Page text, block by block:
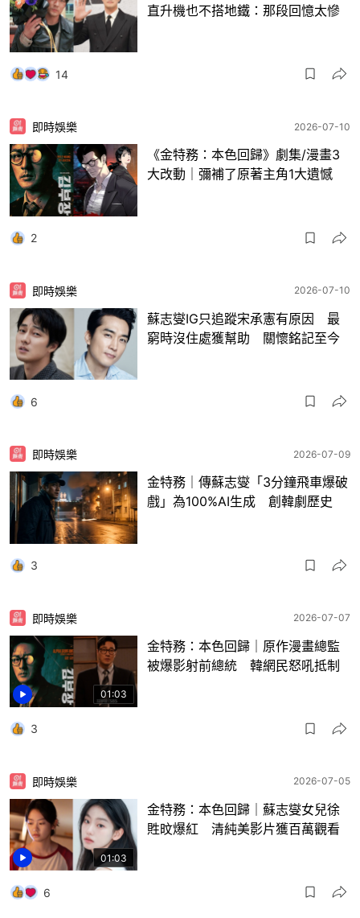
直升機也不搭地鐵：那段回憶太慘
14
即時娛樂 2026-07-10
《金特務：本色回歸》劇集/漫畫3
大改動｜彌補了原著主角1大遺憾
2
即時娛樂 2026-07-10
蘇志燮IG只追蹤宋承憲有原因 最
窮時沒住處獲幫助 關懷銘記至今
6
即時娛樂 2026-07-09
金特務｜傳蘇志燮「3分鐘飛車爆破
戲」為100%AI生成 創韓劇歷史
3
01:03
即時娛樂 2026-07-07
金特務：本色回歸｜原作漫畫總監
被爆影射前總統 韓網民怒吼抵制
3
01:03
即時娛樂 2026-07-05
金特務：本色回歸｜蘇志燮女兒徐
貹旼爆紅 清純美影片獲百萬觀看
6